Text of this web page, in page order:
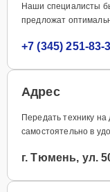
Наши специалисты
предложат
+7 (345) 251-83-
Адрес
Передать технику
самостоятельно в
г. Тюмень, ул.